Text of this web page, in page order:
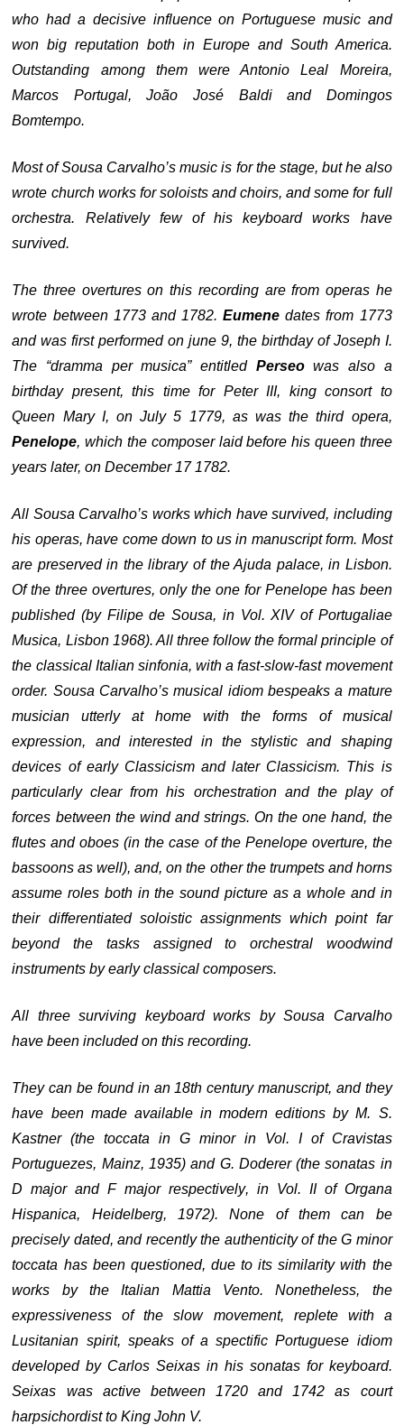
who had a decisive influence on Portuguese music and
won big reputation both in Europe and South America.
Outstanding among them were Antonio Leal Moreira,
Marcos Portugal, João José Baldi and Domingos
Bomtempo.
Most of Sousa Carvalho’s music is for the stage, but he also
wrote church works for soloists and choirs, and some for full
orchestra. Relatively few of his keyboard works have
survived.
The three overtures on this recording are from operas he
wrote between 1773 and 1782.Eumene dates from 1773
and was first performed on june 9, the birthday of Joseph I.
The “dramma per musica” entitled Perseowas also a
birthday present, this time for Peter III, king consort to
Queen Mary I, on July 5 1779, as was the third opera,
Penelope, which the composer laid before his queen three
years later, on December 17 1782.
All Sousa Carvalho’s works which have survived, including
his operas, have come down to us in manuscript form. Most
are preserved in the library of the Ajuda palace, in Lisbon.
Of the three overtures, only the one for Penelope has been
published (by Filipe de Sousa, in Vol. XIV of Portugaliae
Musica, Lisbon 1968). All three follow the formal principle of
the classical Italian sinfonia, with a fast-slow-fast movement
order. Sousa Carvalho’s musical idiom bespeaks a mature
musician utterly at home with the forms of musical
expression, and interested in the stylistic and shaping
devices of early Classicism and later Classicism. This is
particularly clear from his orchestration and the play of
forces between the wind and strings. On the one hand, the
flutes and oboes (in the case of the Penelope overture, the
bassoons as well), and, on the other the trumpets and horns
assume roles both in the sound picture as a whole and in
their differentiated soloistic assignments which point far
beyond the tasks assigned to orchestral woodwind
instruments by early classical composers.
All three surviving keyboard works by Sousa Carvalho
have been included on this recording.
They can be found in an 18th century manuscript, and they
have been made available in modern editions by M. S.
Kastner (the toccata in G minor in Vol. I of Cravistas
Portuguezes, Mainz, 1935) and G. Doderer (the sonatas in
D major and F major respectively, in Vol. II of Organa
Hispanica, Heidelberg, 1972). None of them can be
precisely dated, and recently the authenticity of the G minor
toccata has been questioned, due to its similarity with the
works by the Italian Mattia Vento. Nonetheless, the
expressiveness of the slow movement, replete with a
Lusitanian spirit, speaks of a spectific Portuguese idiom
developed by Carlos Seixas in his sonatas for keyboard.
Seixas was active between 1720 and 1742 as court
harpsichordist to King John V.